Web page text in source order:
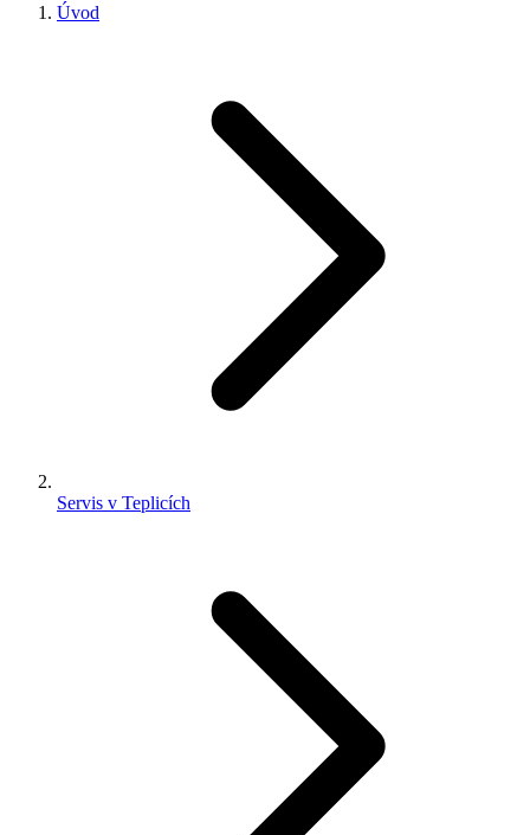
Úvod
Servis v Teplicích